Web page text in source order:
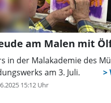
am Malen mit
in der Malakademie des
am 3. Juli.
15:12 Uhr